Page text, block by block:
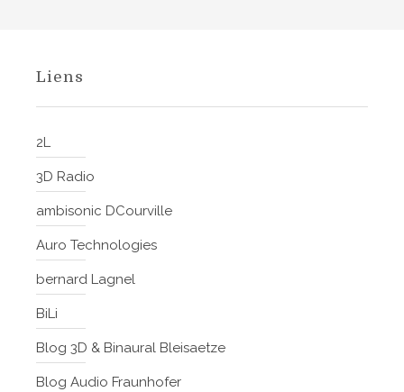
Liens
2L
3D Radio
ambisonic DCourville
Auro Technologies
bernard Lagnel
BiLi
Blog 3D & Binaural Bleisaetze
Blog Audio Fraunhofer